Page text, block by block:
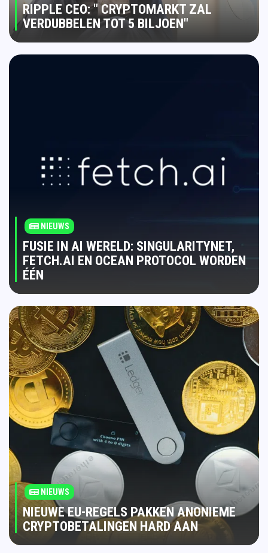
RIPPLE CEO: " CRYPTOMARKT ZAL
VERDUBBELEN TOT 5 BILJOEN"
NIEUWS
FUSIE IN AI WERELD: SINGULARITYNET,
FETCH.AI EN OCEAN PROTOCOL WORDEN
ÉÉN
NIEUWS
NIEUWE EU-REGELS PAKKEN ANONIEME
CRYPTOBETALINGEN HARD AAN